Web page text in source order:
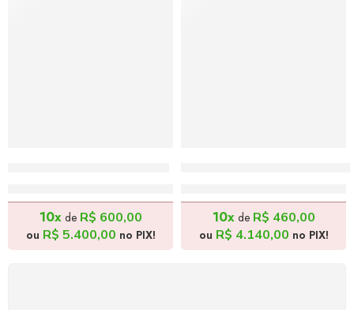
10xde R$ 600,00
ou R$ 5.400,00 no PIX!
10xde R$ 460,00
ou R$ 4.140,00 no PIX!